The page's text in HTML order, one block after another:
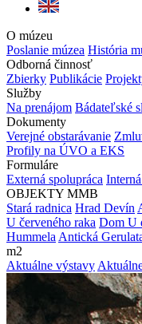
O múzeu
Poslanie múzea História
Odborná činnosť
Zbierky Publikácie
Služby
Na prenájom Bádateľské
Dokumenty
Verejné obstarávanie
Profily na ÚVO a EKS
Formuláre
Externá spolupráca
OBJEKTY MMB
Stará radnica Hrad Devín
U červeného raka Dom U
Hummela Antická
m2
Aktuálne výstavy